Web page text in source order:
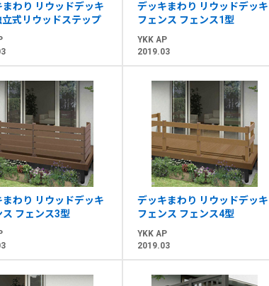
まわり リウッドデッキ
立式リウッドステップ
デッキまわり リウッドデッキ
フェンス フェンス1型
YKK AP
2019.03
まわり リウッドデッキ
ス フェンス3型
デッキまわり リウッドデッキ
フェンス フェンス4型
YKK AP
2019.03